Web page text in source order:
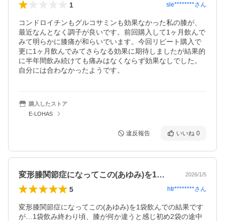
1 sle********さん
コンドロイチンもグルコサミンも効果なかった私の膝が、
最近なんとなく調子が良いです。前回購入して1ヶ月飲んで
みて明らかに膝痛が和らいでいます。今回リピート購入で
更に1ヶ月飲んでみてさらなる効果に期待しましたが結果的
に半年間飲み続けても痛みはなくならず効果なしでした。
自分には合わなかったようです。
購入したストア
E-LOHAS
違反報告 いいね 0
変形膝関節症になってこの(あゆみ)を1… 2026/1/5
5 htr********さん
変形膝関節症になってこの(あゆみ)を1袋飲んでの結果です
が…1袋飲み終わり頃、膝が何か違うと感じ初め2袋の途中